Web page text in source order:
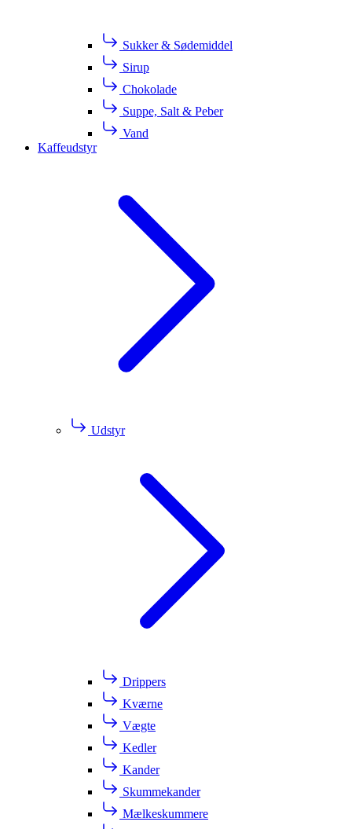
Sukker & Sødemiddel
Sirup
Chokolade
Suppe, Salt & Peber
Vand
Kaffeudstyr
Udstyr
Drippers
Kværne
Vægte
Kedler
Kander
Skummekander
Mælkeskummere